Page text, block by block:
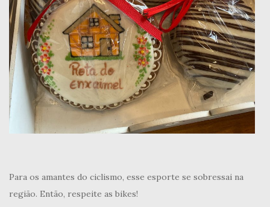
Para os amantes do ciclismo, esse esporte se sobressai na
região. Então, respeite as bikes!